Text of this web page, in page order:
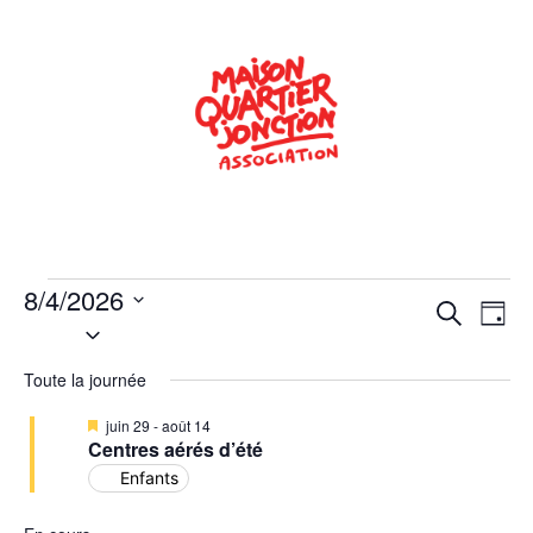
Recherche
Jour
8/4/2026
Sélectionnez
Toute la journée
Centres aérés d’été
Mis
en
avant
juin 29 -août 14
Enfants